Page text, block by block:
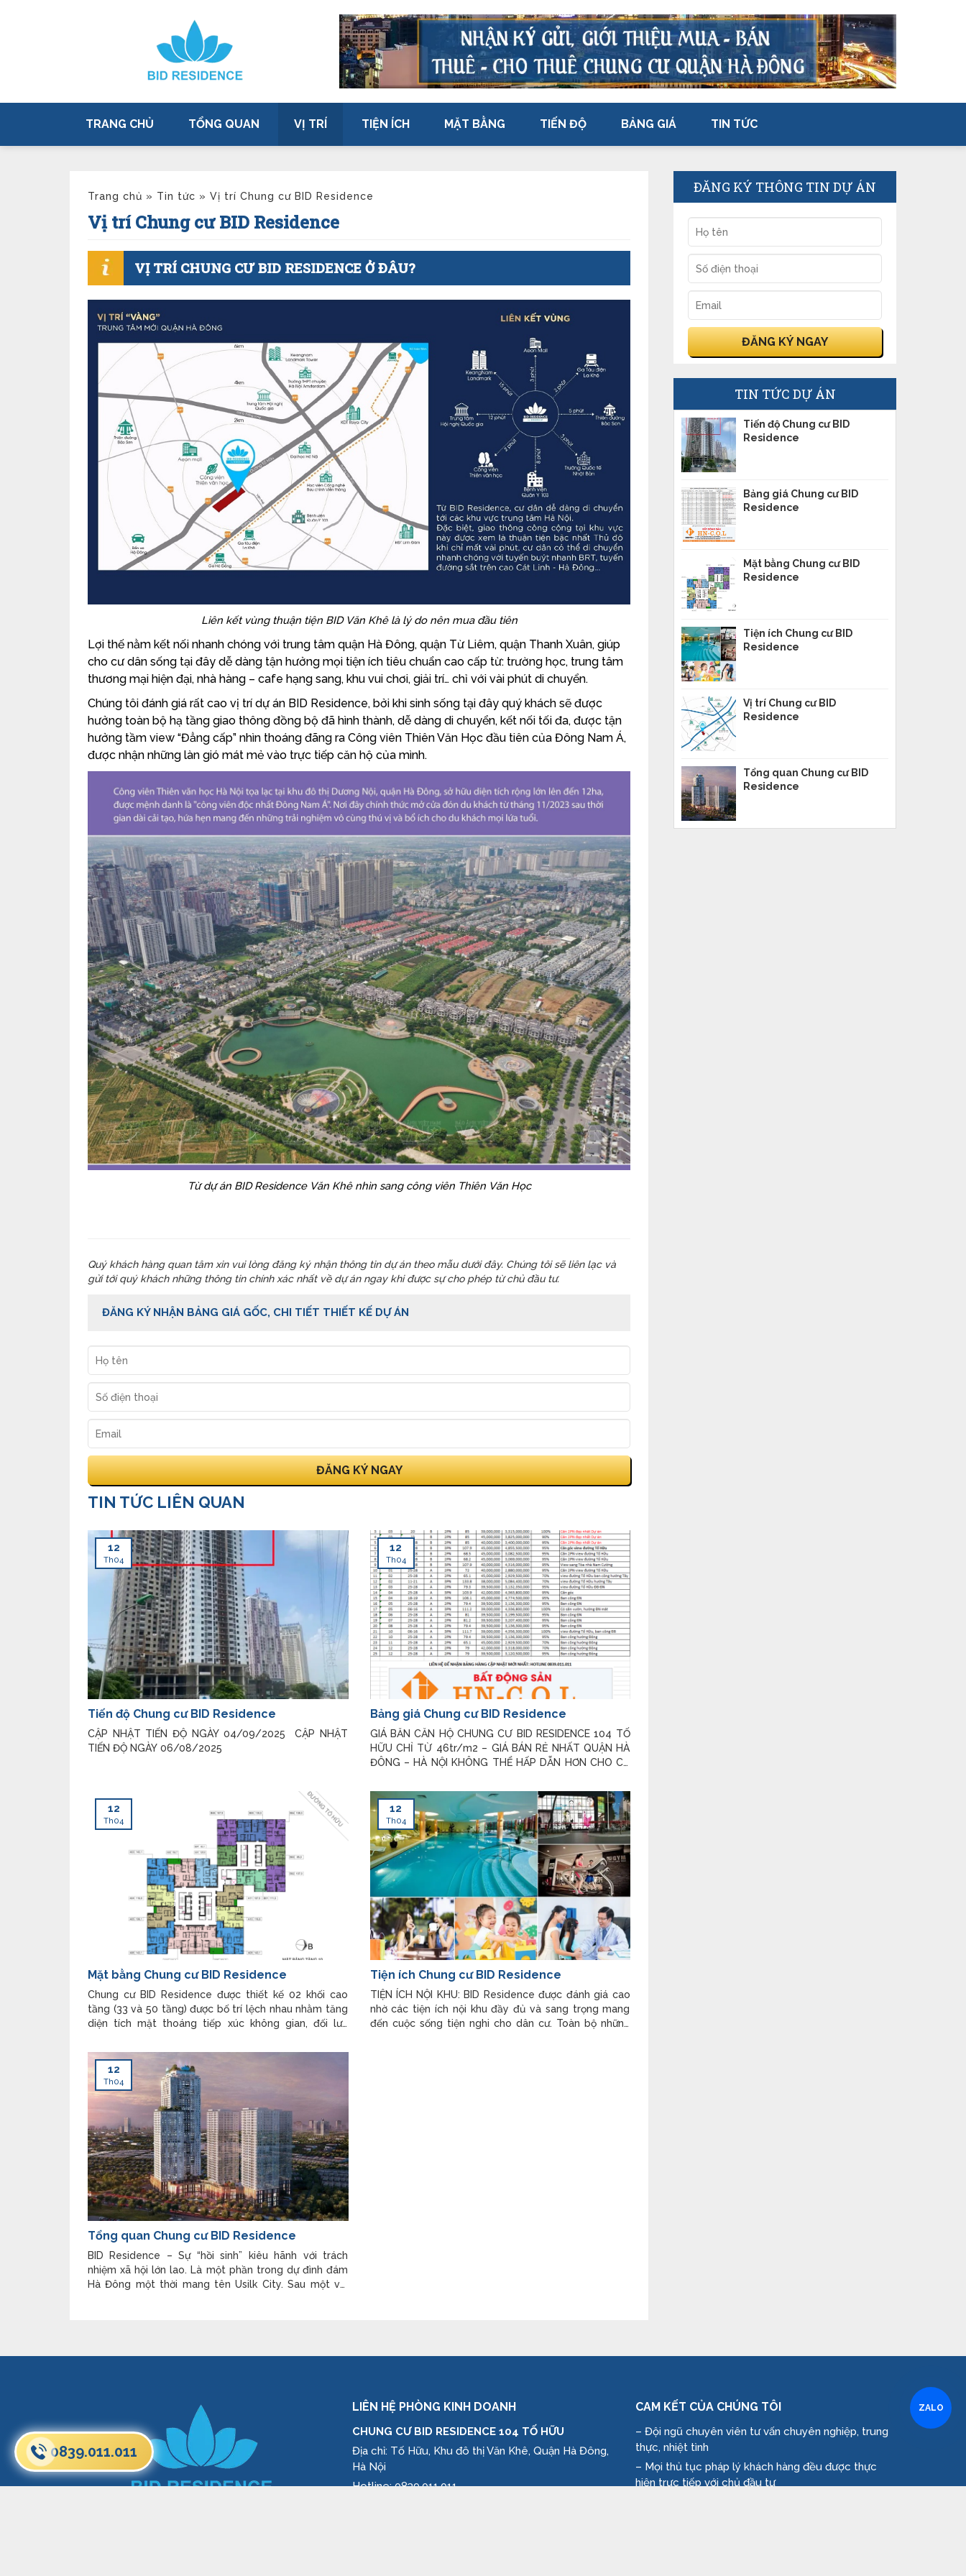
TRANG CHỦ TỔNG QUAN VỊ TRÍ TIỆN ÍCH MẶT BẰNG TIẾN ĐỘ BẢNG GIÁ TIN TỨC
Trang chủ » Tin tức » Vị trí Chung cư BID Residence
Vị trí Chung cư BID Residence
VỊ TRÍ CHUNG CƯ BID RESIDENCE Ở ĐÂU?
Liên kết vùng thuận tiện BID Văn Khê là lý do nên mua đầu tiên
Lợi thế nằm kết nối nhanh chóng với trung tâm quận Hà Đông, quận Từ Liêm, quận Thanh Xuân, giúp
cho cư dân sống tại đây dễ dàng tận hưởng mọi tiện ích tiêu chuẩn cao cấp từ: trường học, trung tâm
thương mại hiện đại, nhà hàng – cafe hạng sang, khu vui chơi, giải trí… chỉ với vài phút di chuyển.
Chúng tôi đánh giá rất cao vị trí dự án BID Residence, bởi khi sinh sống tại đây quý khách sẽ được
hưởng toàn bộ hạ tầng giao thông đồng bộ đã hình thành, dễ dàng di chuyển, kết nối tối đa, được tận
hưởng tầm view “Đẳng cấp” nhìn thoáng đãng ra Công viên Thiên Văn Học đầu tiên của Đông Nam Á,
được nhận những làn gió mát mẻ vào trực tiếp căn hộ của mình.
Từ dự án BID Residence Văn Khê nhìn sang công viên Thiên Văn Học
Quý khách hàng quan tâm xin vui lòng đăng ký nhận thông tin dự án theo mẫu dưới đây. Chúng tôi sẽ liên lạc và
gửi tới quý khách những thông tin chính xác nhất về dự án ngay khi được sự cho phép từ chủ đầu tư.
ĐĂNG KÝ NHẬN BẢNG GIÁ GỐC, CHI TIẾT THIẾT KẾ DỰ ÁN
TIN TỨC LIÊN QUAN
Tiến độ Chung cư BID Residence
CẬP NHẬT TIẾN ĐỘ NGÀY 04/09/2025 CẬP NHẬT
TIẾN ĐỘ NGÀY 06/08/2025
12
Th04
Bảng giá Chung cư BID Residence
GIÁ BĂN CĂN HỘ CHUNG CƯ BID RESIDENCE 104 TỐ
HỮU CHỈ TỪ 46tr/m2 – GIÁ BÁN RẺ NHẤT QUẬN HÀ
ĐÔNG – HÀ NỘI KHÔNG THỂ HẤP DẪN HƠN CHO CẢ
PHÒNG KINH DOANH DỰ ÁN Xin chân thành cám ơn
Quý khách đã quan tâm đến dự án Bid
12
Th04
Mặt bằng Chung cư BID Residence
Chung cư BID Residence được thiết kế 02 khối cao
tầng (33 và 50 tầng) được bố trí lệch nhau nhằm tăng
diện tích mặt thoáng tiếp xúc không gian, đối lưu
BID Residence bao gồm 4 tầng thương mại và 2 tầng
hầm được liên hoàn thông nhau, tạo
12
Th04
Tiện ích Chung cư BID Residence
TIỆN ÍCH NỘI KHU: BID Residence được đánh giá cao
nhờ các tiện ích nội khu đầy đủ và sang trọng mang
đến cuộc sống tiện nghi cho dân cư. Toàn bộ những
12
Th04
Tổng quan Chung cư BID Residence
BID Residence – Sự “hồi sinh” kiêu hãnh với trách
nhiệm xã hội lớn lao. Là một phần trong dự đình đám
Hà Đông một thời mang tên Usilk City. Sau một vài
12
Th04
ĐĂNG KÝ THÔNG TIN DỰ ÁN
TIN TỨC DỰ ÁN
Tiến độ Chung cư BID
Residence
Bảng giá Chung cư BID
Residence
Mặt bằng Chung cư BID
Residence
Tiện ích Chung cư BID
Residence
Vị trí Chung cư BID
Residence
Tổng quan Chung cư BID
Residence
LIÊN HỆ PHÒNG KINH DOANH
CHUNG CƯ BID RESIDENCE 104 TỐ HỮU
Địa chỉ: Tố Hữu, Khu đô thị Văn Khê, Quận Hà Đông,
Hà Nội
Hotline: 0839.011.011
CAM KẾT CỦA CHÚNG TÔI
– Đội ngũ chuyên viên tư vấn chuyên nghiệp, trung
thực, nhiệt tình
– Mọi thủ tục pháp lý khách hàng đều được thực
hiện trực tiếp với chủ đầu tư
0839.011.011
ZALO